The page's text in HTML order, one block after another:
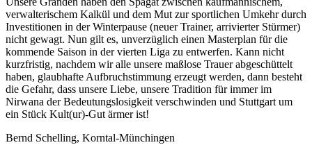
verwalterischem Kalkül und dem Mut zur sportlichen Umkehr durch
Investitionen in der Winterpause (neuer Trainer, arrivierter Stürmer)
nicht gewagt. Nun gilt es, unverzüglich einen Masterplan für die
kommende Saison in der vierten Liga zu entwerfen. Kann nicht
kurzfristig, nachdem wir alle unsere maßlose Trauer abgeschüttelt
haben, glaubhafte Aufbruchstimmung erzeugt werden, dann besteht
die Gefahr, dass unsere Liebe, unsere Tradition für immer im
Nirwana der Bedeutungslosigkeit verschwinden und Stuttgart um
ein Stück Kult(ur)-Gut ärmer ist!
Bernd Schelling, Korntal-Münchingen